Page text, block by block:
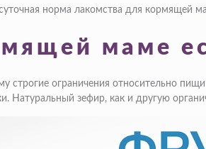
норма лакомства для кормящей
маме
строгие ограничения относительно
Натуральный зефир, как и другую